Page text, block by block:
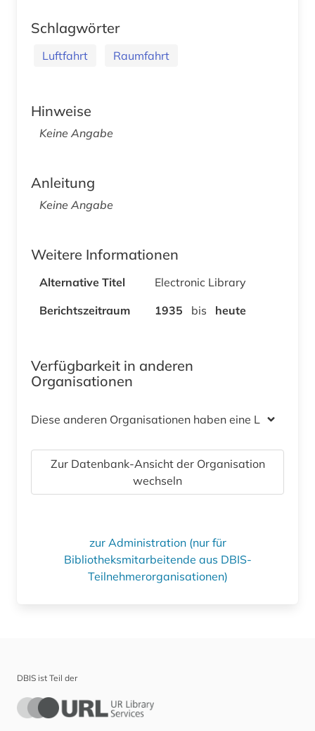
Schlagwörter
Luftfahrt Raumfahrt
Hinweise
Keine Angabe
Anleitung
Keine Angabe
Weitere Informationen
Alternative Titel
Electronic Library
Berichtszeitraum
1935 bis heute
Verfügbarkeit in anderen
Organisationen
Diese anderen Organisationen haben eine Lizenz
Zur Datenbank-Ansicht der Organisation
wechseln
zur Administration (nur für
Bibliotheksmitarbeitende aus DBIS-
Teilnehmerorganisationen)
DBIS ist Teil der